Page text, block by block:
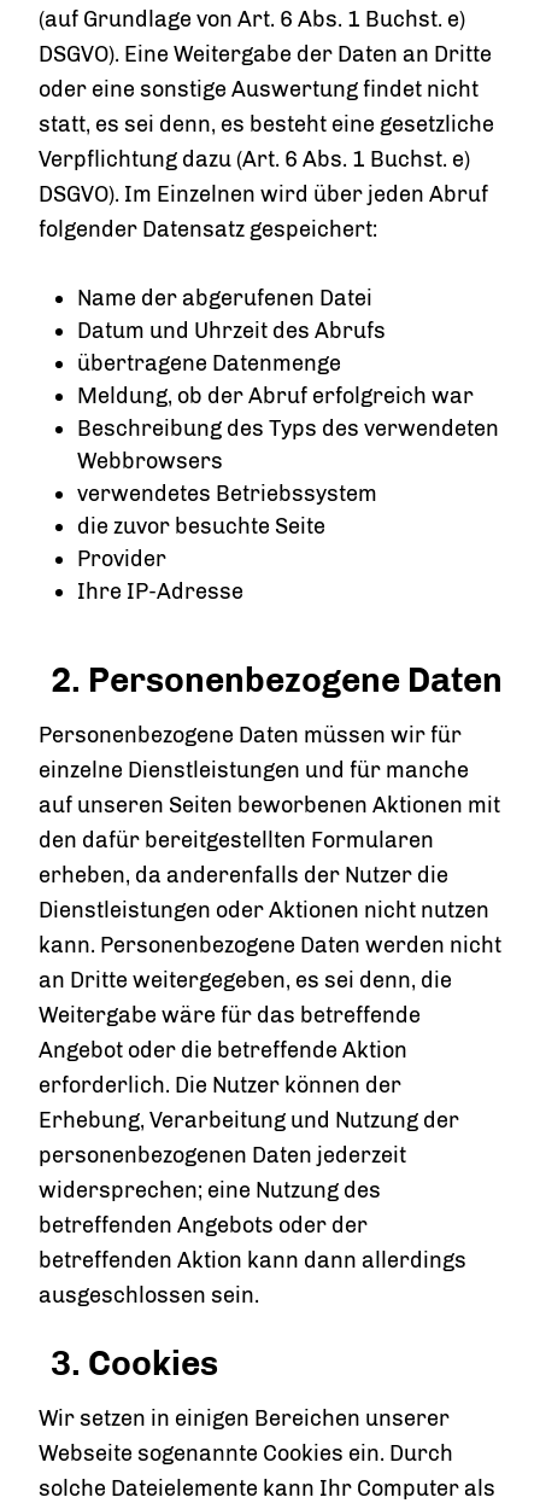
(auf Grundlage von Art. 6 Abs. 1 Buchst. e)
DSGVO). Eine Weitergabe der Daten an Dritte
oder eine sonstige Auswertung findet nicht
statt, es sei denn, es besteht eine gesetzliche
Verpflichtung dazu (Art. 6 Abs. 1 Buchst. e)
DSGVO). Im Einzelnen wird über jeden Abruf
folgender Datensatz gespeichert:
Name der abgerufenen Datei
Datum und Uhrzeit des Abrufs
übertragene Datenmenge
Meldung, ob der Abruf erfolgreich war
Beschreibung des Typs des verwendeten
Webbrowsers
verwendetes Betriebssystem
die zuvor besuchte Seite
Provider
Ihre IP-Adresse
2. Personenbezogene Daten
Personenbezogene Daten müssen wir für
einzelne Dienstleistungen und für manche
auf unseren Seiten beworbenen Aktionen mit
den dafür bereitgestellten Formularen
erheben, da anderenfalls der Nutzer die
Dienstleistungen oder Aktionen nicht nutzen
kann. Personenbezogene Daten werden nicht
an Dritte weitergegeben, es sei denn, die
Weitergabe wäre für das betreffende
Angebot oder die betreffende Aktion
erforderlich. Die Nutzer können der
Erhebung, Verarbeitung und Nutzung der
personenbezogenen Daten jederzeit
widersprechen; eine Nutzung des
betreffenden Angebots oder der
betreffenden Aktion kann dann allerdings
ausgeschlossen sein.
3. Cookies
Wir setzen in einigen Bereichen unserer
Webseite sogenannte Cookies ein. Durch
solche Dateielemente kann Ihr Computer als